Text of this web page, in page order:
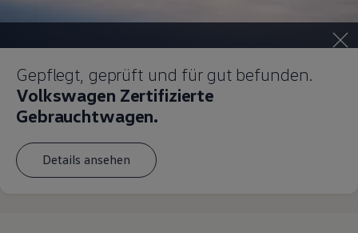
Gepflegt, geprüft und für gut befunden.
Volkswagen Zertifizierte
Gebrauchtwagen.
Details ansehen